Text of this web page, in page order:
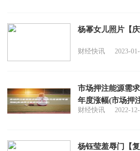
杨幂女儿照片【庆
财经快讯 2023-
市场押注能源需
年度涨幅(市场押
财经快讯 2022-
杨钰莹羞辱门【